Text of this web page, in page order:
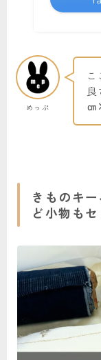
めっぷ
きものキ
ど小物も